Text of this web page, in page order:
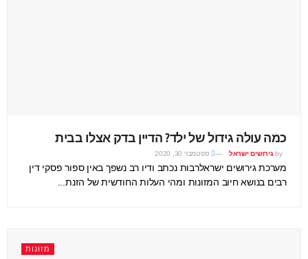
כמה עולה גידול של ילד? הדיין בדק אצלו בבית
by גירושים ישראל ספטמבר 30, 2020
מערכת גירושים ישראלרבות נכתב ודיו רב נשפך באין ספור פסקי דין
רבים בנושא חיוב המזונות ומהי העלות החודשית של הזנת...
מזונות